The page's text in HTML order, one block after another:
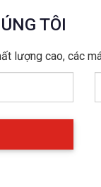
TÔI
lượng cao, các